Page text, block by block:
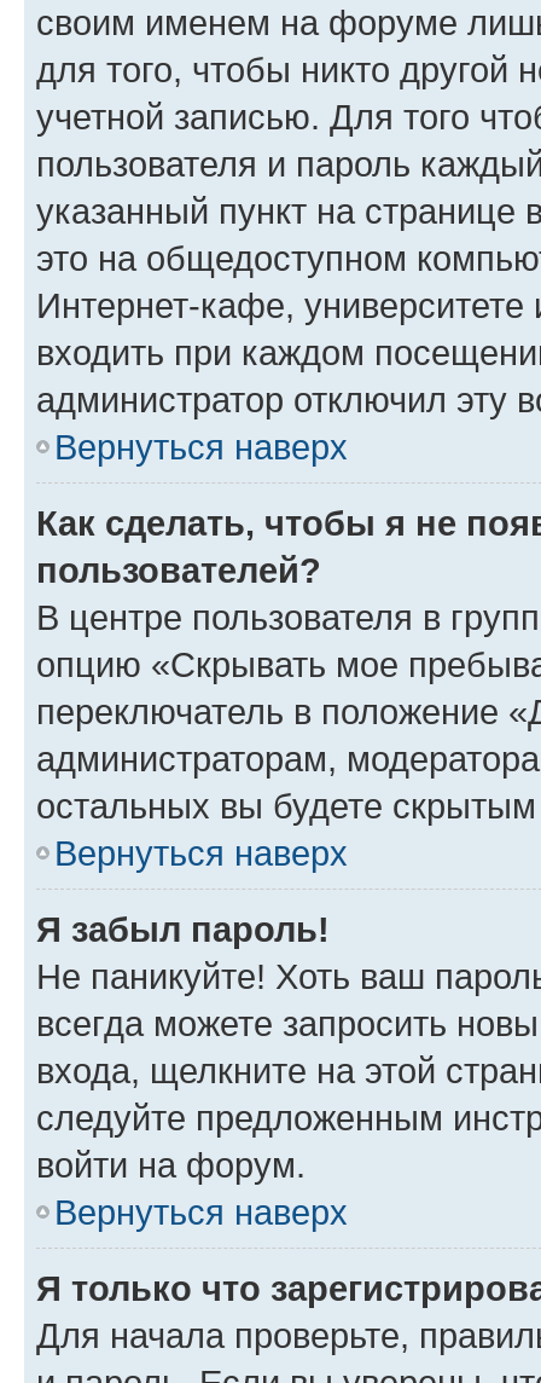
своим именем на форуме
для того, чтобы никто другой
учетной записью. Для того
пользователя и пароль
указанный пункт на
это на общедоступном
Интернет-кафе, университете
входить при каждом
администратор отключил эту
Вернуться наверх
Как сделать, чтобы я не
пользователей?
В центре пользователя в
опцию «Скрывать мое
переключатель в положение
администраторам,
остальных вы будете
Вернуться наверх
Я забыл пароль!
Не паникуйте! Хоть ваш
всегда можете запросить
входа, щелкните на этой
следуйте предложенным
войти на форум.
Вернуться наверх
Я только что
Для начала проверьте,